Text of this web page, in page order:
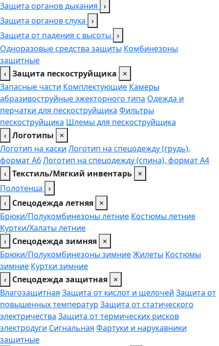
Защита органов дыхания ›
Защита органов слуха ›
Защита от падения с высоты ›
Одноразовые средства защиты Комбинезоны
защитные
‹ Защита пескоструйщика
×
Запасные части Комплектующие Камеры
абразивоструйные эжекторного типа Одежда и
перчатки для пескоструйщика Фильтры
пескоструйщика Шлемы для пескоструйщика
‹ Логотипы
×
Логотип на каски Логотип на спецодежду (грудь),
формат А6Логотип на спецодежду (спина), формат А4
‹ Текстиль/Мягкий инвентарь ×
Полотенца ›
‹ Спецодежда летняя ×
Брюки/Полукомбинезоны летние Костюмы летние
Куртки/Халаты летние
‹ Спецодежда зимняя ×
Брюки/Полукомбинезоны зимниеЖилеты Костюмы
зимние Куртки зимние
‹ Спецодежда защитная ×
Влагозащитная Защита от кислот и щелочей Защита от
повышенных температур Защита от статического
электричества Защита от термических рисков
электродуги Сигнальная Фартуки и нарукавники
защитные